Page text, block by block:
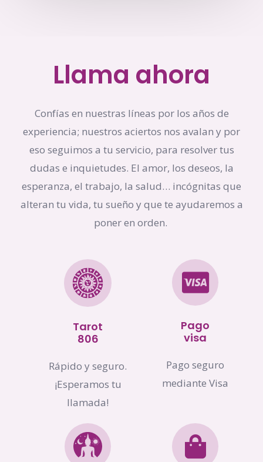
Llama ahora
Confías en nuestras líneas por los años de
experiencia; nuestros aciertos nos avalan y por
eso seguimos a tu servicio, para resolver tus
dudas e inquietudes. El amor, los deseos, la
esperanza, el trabajo, la salud… incógnitas que
alteran tu vida, tu sueño y que te ayudaremos a
poner en orden.
Tarot
806
Rápido y seguro.
¡Esperamos tu
llamada!
Pago
visa
Pago seguro
mediante Visa